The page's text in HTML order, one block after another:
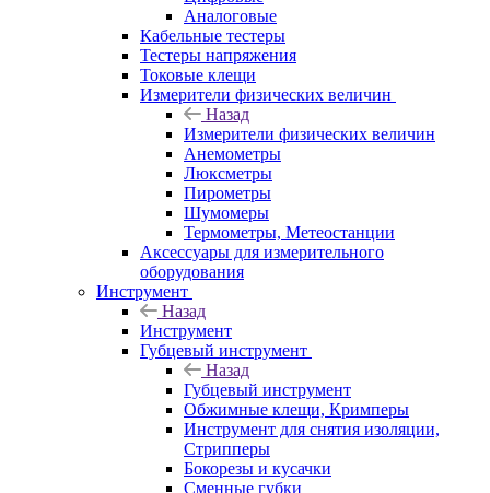
Аналоговые
Кабельные тестеры
Тестеры напряжения
Токовые клещи
Измерители физических величин
Назад
Измерители физических величин
Анемометры
Люксметры
Пирометры
Шумомеры
Термометры, Метеостанции
Аксессуары для измерительного
оборудования
Инструмент
Назад
Инструмент
Губцевый инструмент
Назад
Губцевый инструмент
Обжимные клещи, Кримперы
Инструмент для снятия изоляции,
Стрипперы
Бокорезы и кусачки
Сменные губки